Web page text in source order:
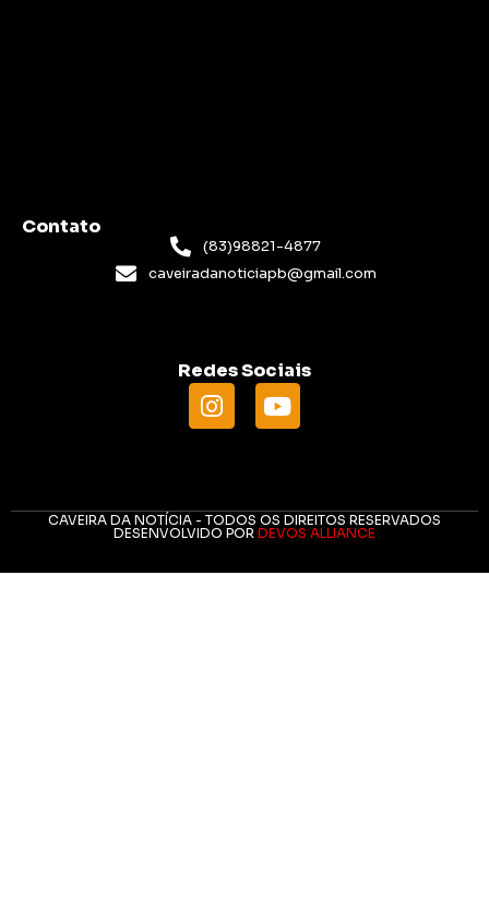
Contato
(83)98821-4877
caveiradanoticiapb@gmail.com
Redes Sociais
CAVEIRA DA NOTÍCIA - TODOS OS DIREITOS RESERVADOS
DESENVOLVIDO POR DEVOS ALLIANCE